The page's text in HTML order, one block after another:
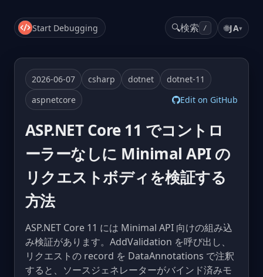
Start Debugging 🔍検索 / 🌐JA▾
2026-06-07 csharp dotnet
dotnet-11
aspnetcore
Edit on GitHub
ASP.NET Core 11 でコントロ
ーラーなしに Minimal API の
リクエストボディを検証する
方法
ASP.NET Core 11 には Minimal API 向けの組み込
み検証があります。AddValidation を呼び出し、
リクエストの record を DataAnnotations で注釈
すると、ソースジェネレーターがバインド済みモ